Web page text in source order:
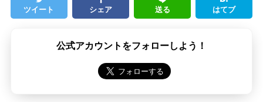
ツイート シェア 送る はてブ
公式アカウントをフォローしよう！